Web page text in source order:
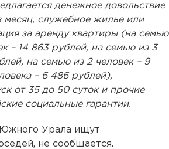
денежное довольствие
месяц, служебное жилье или
за аренду квартиры (на семью
– 14 863 рублей, на семью из 3
на семью из 2 человек – 9
– 6 486 рублей),
от 35 до 50 суток и прочие
социальные гарантии.
Южного Урала ищут
не сообщается.